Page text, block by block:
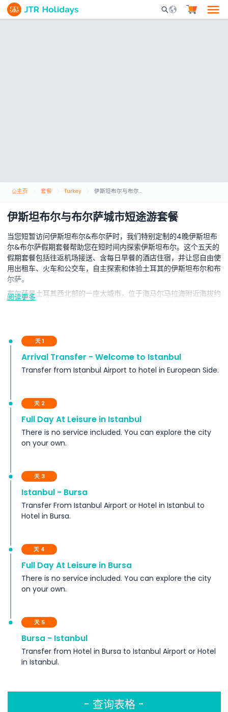
Mobile Search
主页 套餐 Turkey 伊斯坦布尔与布尔萨城市短途游套餐
伊斯坦布尔与布尔萨城市短途游套餐
当您短暂访问伊斯坦布尔&布尔萨时，我们特别定制的4晚伊斯坦布
尔&布尔萨假期套餐帮助您在短时间内探索伊斯坦布尔。这个五天的
假期套餐包括往返机场接送、含每日早餐的酒店住宿，并让您自由使
用出租车、火车和公交车，自主探索和体验土耳其的伊斯坦布尔和布
尔萨。
布尔萨是土耳其西北部的一座大城市，位于海马尔马拉海附近海拔约
Cami）拥有塞尔柱风格的拱门和20个圆顶。
包含项
排除项
阅读更多
天 1
Arrival Transfer - Welcome to Istanbul
Transfer from Istanbul Airport to hotel in European Side.
天 2
Full Day At Leisure in Istanbul
There is no service included. You can explore the city
on your own.
天 3
Istanbul - Bursa
Transfer From Istanbul Airport or Hotel in Istanbul to
Hotel in Bursa.
天 4
Full Day At Leisure in Bursa
There is no service included. You can explore the city
on your own.
天 5
Bursa - Istanbul
Transfer from Hotel in Bursa to Istanbul Airport or Hotel
in Istanbul.
- 查询表格 -